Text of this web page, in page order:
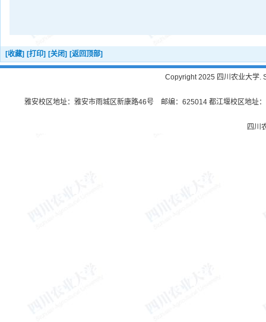
[收藏] [打印] [关闭] [返回顶部]
Copyright 2025 四川农业大学.
雅安校区地址：雅安市雨城区新康路46号 邮编：625014 都江堰校区地址
四川